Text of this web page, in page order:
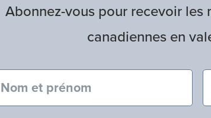
Abonnez-vous pour recevoir les
canadiennes en
Nom et prénom (obligatoire)